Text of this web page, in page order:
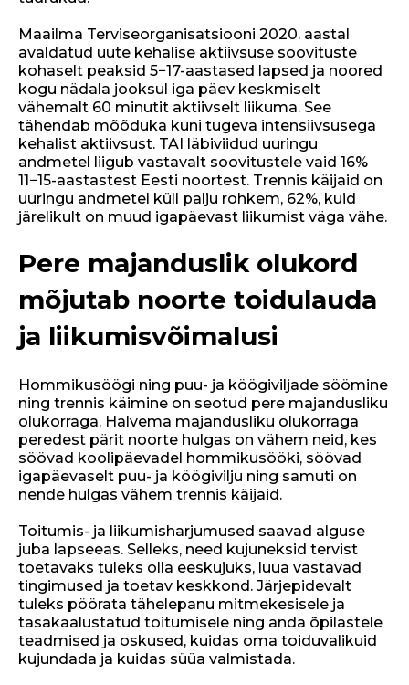
Maailma Terviseorganisatsiooni 2020. aastal
avaldatud uute kehalise aktiivsuse soovituste
kohaselt peaksid 5−17-aastased lapsed ja noored
kogu nädala jooksul iga päev keskmiselt
vähemalt 60 minutit aktiivselt liikuma. See
tähendab mõõduka kuni tugeva intensiivsusega
kehalist aktiivsust. TAI läbiviidud uuringu
andmetel liigub vastavalt soovitustele vaid 16%
11−15-aastastest Eesti noortest. Trennis käijaid on
uuringu andmetel küll palju rohkem, 62%, kuid
järelikult on muud igapäevast liikumist väga vähe.
Pere majanduslik olukord
mõjutab noorte toidulauda
ja liikumisvõimalusi
Hommikusöögi ning puu- ja köögiviljade söömine
ning trennis käimine on seotud pere majandusliku
olukorraga. Halvema majandusliku olukorraga
peredest pärit noorte hulgas on vähem neid, kes
söövad koolipäevadel hommikusööki, söövad
igapäevaselt puu- ja köögivilju ning samuti on
nende hulgas vähem trennis käijaid.
Toitumis- ja liikumisharjumused saavad alguse
juba lapseeas. Selleks, need kujuneksid tervist
toetavaks tuleks olla eeskujuks, luua vastavad
tingimused ja toetav keskkond. Järjepidevalt
tuleks pöörata tähelepanu mitmekesisele ja
tasakaalustatud toitumisele ning anda õpilastele
teadmised ja oskused, kuidas oma toiduvalikuid
kujundada ja kuidas süüa valmistada.